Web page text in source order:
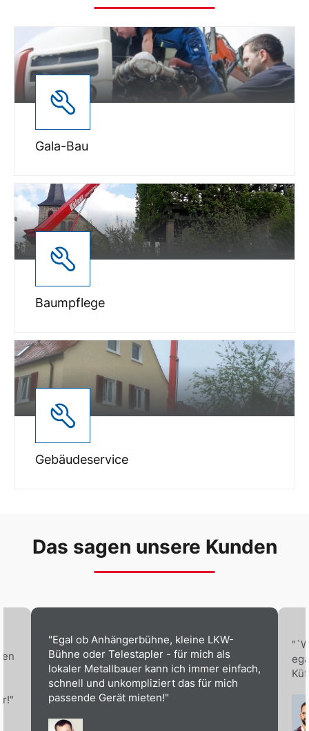
Gala-Bau
Baumpflege
Gebäudeservice
Das sagen unsere Kunden
"Egal ob Anhängerbühne, kleine LKW-
Bühne oder Telestapler - für mich als
lokaler Metallbauer kann ich immer einfach,
schnell und unkompliziert das für mich
passende Gerät mieten!"